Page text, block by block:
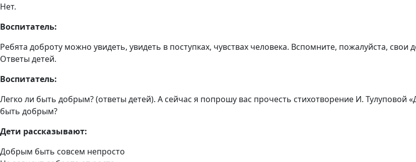
Нет.
Воспитатель:
Ребята доброту можно увидеть, увидеть в поступках, чувствах человека. Вспомните, пожалуйста, свои
Ответы детей.
Воспитатель:
Легко ли быть добрым? (ответы детей). А сейчас я попрошу вас прочесть стихотворение И.
быть добрым?
Дети рассказывают:
Добрым быть совсем непросто